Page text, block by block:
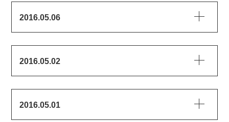
2016.05.06
2016.05.02
2016.05.01